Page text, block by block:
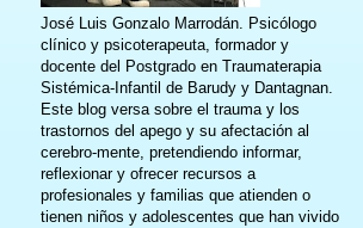
José Luis Gonzalo Marrodán. Psicólogo
clínico y psicoterapeuta, formador y
docente del Postgrado en Traumaterapia
Sistémica-Infantil de Barudy y Dantagnan.
Este blog versa sobre el trauma y los
trastornos del apego y su afectación al
cerebro-mente, pretendiendo informar,
reflexionar y ofrecer recursos a
profesionales y familias que atienden o
tienen niños y adolescentes que han vivido